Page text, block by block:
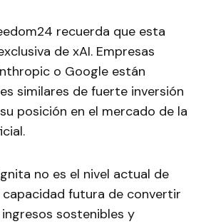
recuerda que esta
de xAI. Empresas
o Google están
similares de fuerte inversión
posición en el mercado de la
no es el nivel actual de
capacidad futura de convertir
sostenibles y